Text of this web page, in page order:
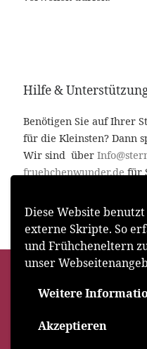
Diese Website
externe Skripte. So
und Frühcheneltern
unser
Weitere
Akzeptieren
Hilfe &
Benötigen Sie auf Ihrer
für die Kleinsten? Dann
Wir sind über
fruehchenwunder.de für
Sternenzauber
Urheberrechte und das
seinem